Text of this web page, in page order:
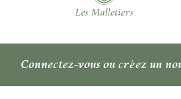
Connectez-vous ou créez un